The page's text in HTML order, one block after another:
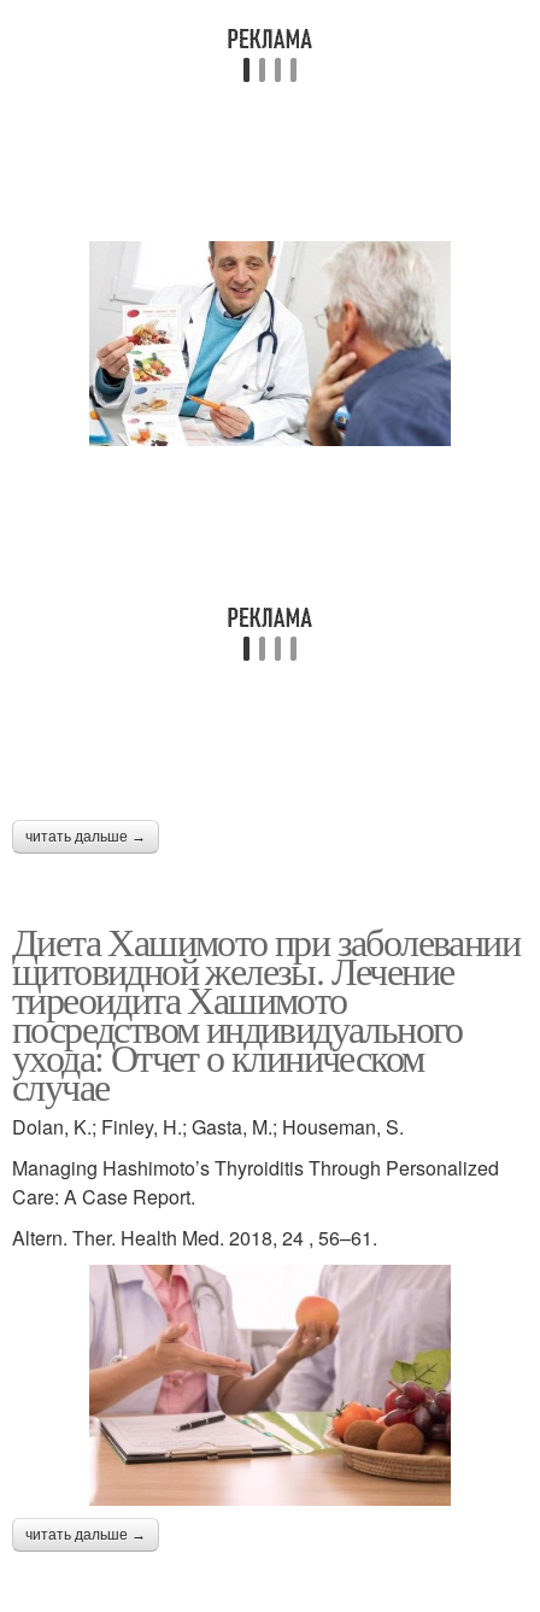
читать дальше →
Диета Хашимото при заболевании
щитовидной железы. Лечение
тиреоидита Хашимото
посредством индивидуального
ухода: Отчет о клиническом
случае
Dolan, K.; Finley, H.; Gasta, M.; Houseman, S.
Managing Hashimoto’s Thyroiditis Through Personalized
Care: A Case Report.
Altern. Ther. Health Med. 2018, 24 , 56–61.
читать дальше →